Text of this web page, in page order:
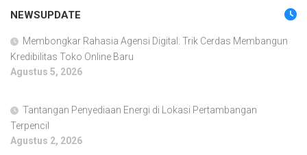
NEWSUPDATE
Membongkar Rahasia Agensi Digital: Trik Cerdas Membangun
Kredibilitas Toko Online Baru
Agustus 5, 2026
Tantangan Penyediaan Energi di Lokasi Pertambangan
Terpencil
Agustus 2, 2026